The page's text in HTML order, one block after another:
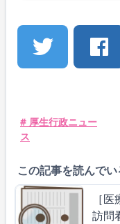
# 厚生行政ニュー
ス
この記事を読んで
［
訪問